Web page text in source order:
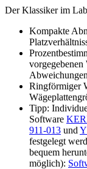
Der Klassiker im
Kompakte
vorgegebenen
Ringförmiger
Tipp:
Software
911-013 und
festgelegt
bequem
möglich):